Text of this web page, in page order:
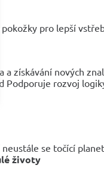
pro lepší
získávání nových
Podporuje rozvoj
se točící
životy